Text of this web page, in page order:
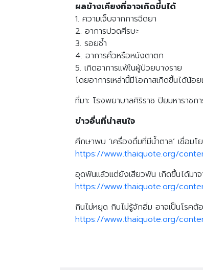
ผลข้างเคียงที่อาจเกิดขึ้นได้
1. ความเจ็บจากการฉีดยา
2. อาการปวดศีรษะ
3. รอยช้ำ
4. อาการคิ้วหรือหนังตาตก
5. เกิดอาการแพ้ในผู้ป่วยบางราย
โดยอาการเหล่านี้มีโอกาสเกิดขึ้นได้น้
ที่มา: โรงพยาบาลศิริราช ปิยมหาราช
ข่าวอื่นที่น่าสนใจ
ศึกษาพบ ‘เครื่องดื่มที่มีน้ำตาล’ เชื่อม
https://www.thaiquote.org/
อุดฟันแล้วแต่ยังเสียวฟัน เกิดขึ้นได้มา
https://www.thaiquote.org/
กินไม่หยุด กินไม่รู้จักอิ่ม อาจเป็นโรคต้
https://www.thaiquote.org/